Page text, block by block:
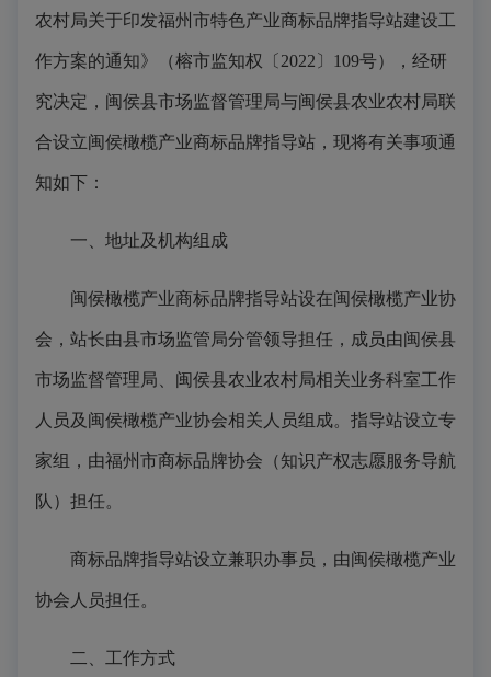
农村局关于印发福州市特色产业商标品牌指导站建设工
作方案的通知》（榕市监知权〔 2022〕109号），经研
究决定，闽侯县市场监督管理局与闽侯县农业农村局联
合设立闽侯橄榄产业商标品牌指导站，现将有关事项通
知如下：
一、地址及机构组成
闽侯橄榄产业商标品牌指导站设在闽侯橄榄产业协
会，站长由县市场监管局分管领导担任，成员由闽侯县
市场监督管理局、闽侯县农业农村局相关业务科室工作
人员及闽侯橄榄产业协会相关人员组成。指导站设立专
家组，由福州市商标品牌协会（知识产权志愿服务导航
队）担任。
商标品牌指导站设立兼职办事员，由闽侯橄榄产业
协会人员担任。
二、工作方式